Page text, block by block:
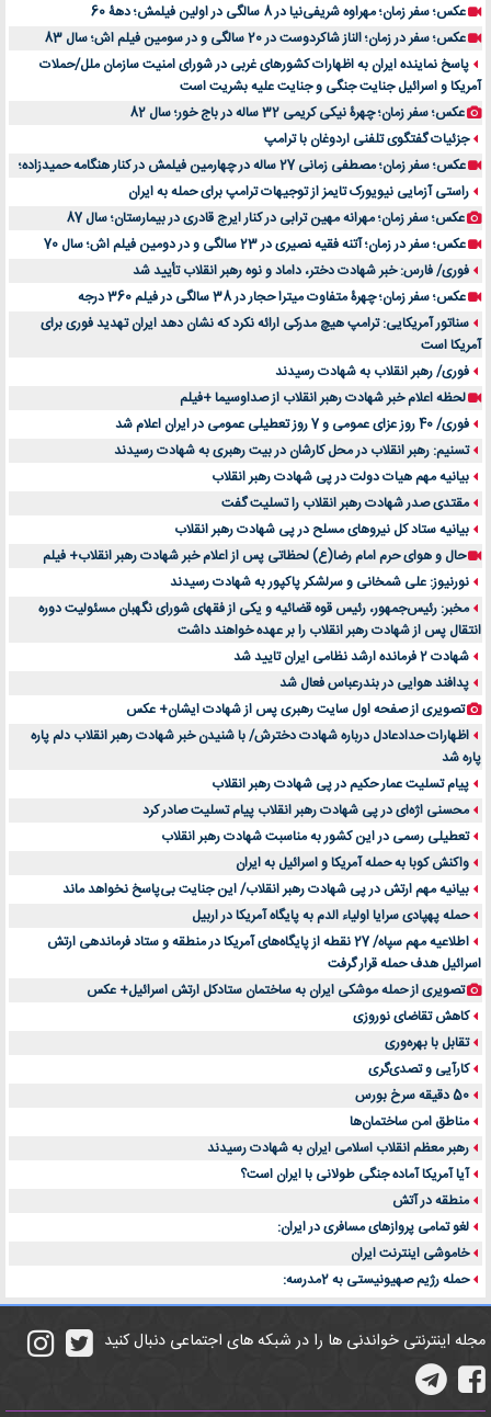
عکس؛ سفر زمان؛ مهراوه شریفی‌نیا در 8 سالگی در اولین فیلمش؛ دهۀ 60
عکس؛ سفر در زمان؛ الناز شاکردوست در 20 سالگی و در سومین فیلم اش؛ سال 83
پاسخ نماینده ایران به اظهارات کشورهای غربی در شورای امنیت سازمان ملل/حملات
آمریکا و اسرائیل جنایت جنگی و جنایت علیه بشریت است
عکس؛ سفر زمان؛ چهرۀ نیکی کریمی 32 ساله در باج خور؛ سال 82
جزئیات گفتگوی تلفنی اردوغان با ترامپ
عکس؛ سفر زمان؛ مصطفی زمانی 27 ساله در چهارمین فیلمش در کنار هنگامه حمیدزاده؛
راستی آزمایی نیویورک تایمز از توجیهات ترامپ برای حمله به ایران
عکس؛ سفر زمان؛ مهرانه مهین ترابی در کنار ایرج قادری در بیمارستان؛ سال 87
عکس؛ سفر در زمان؛ آتنه فقیه نصیری در 23 سالگی و در دومین فیلم اش؛ سال 70
فوری/ فارس: خبر شهادت دختر، داماد و نوه رهبر انقلاب تأیید شد
عکس؛ سفر زمان؛ چهرۀ متفاوت میترا حجار در 38 سالگی در فیلم 360 درجه
سناتور آمریکایی: ترامپ هیچ مدرکی ارائه نکرد که نشان دهد ایران تهدید فوری برای
آمریکا است
فوری/ رهبر انقلاب به شهادت رسیدند
لحظه اعلام خبر شهادت رهبر انقلاب از صداوسیما +فیلم
فوری/ 40 روز عزای عمومی و 7 روز تعطیلی عمومی در ایران اعلام شد
تسنیم: رهبر انقلاب در محل کارشان در بیت رهبری به شهادت رسیدند
بیانیه مهم هیات دولت در پی شهادت رهبر انقلاب
مقتدی صدر شهادت رهبر انقلاب را تسلیت گفت
بیانیه ستاد کل نیروهای مسلح در پی شهادت رهبر انقلاب
حال و هوای حرم امام رضا(ع) لحظاتی پس از اعلام خبر شهادت رهبر انقلاب+ فیلم
نورنیوز: علی شمخانی و سرلشکر پاکپور به شهادت رسیدند
مخبر: رئیس‌جمهور، رئیس قوه ‌قضائیه و یکی از فقهای شورای نگهبان مسئولیت دوره
انتقال پس ‌از شهادت رهبر انقلاب را بر عهده خواهند داشت
شهادت 2 فرمانده ارشد نظامی ایران تایید شد
پدافند هوایی در بندرعباس فعال شد
تصویری از صفحه اول سایت رهبری پس از شهادت ایشان+ عکس
اظهارات حدادعادل درباره شهادت دخترش/ با شنیدن خبر شهادت رهبر انقلاب دلم پاره
پاره شد
پیام تسلیت عمار حکیم در پی شهادت رهبر انقلاب
محسنی اژه‌ای در پی شهادت رهبر انقلاب پیام تسلیت صادر کرد
تعطیلی رسمی در این کشور به مناسبت شهادت رهبر انقلاب
واکنش کوبا به حمله آمریکا و اسرائیل به ایران
بیانیه مهم ارتش در پی شهادت رهبر انقلاب/ این جنایت بی‌پاسخ نخواهد ماند
حمله پهپادی سرایا اولیاء الدم به پایگاه آمریکا در اربیل
اطلاعیه مهم سپاه/ 27 نقطه از پایگاه‌های آمریکا در منطقه و ستاد فرماندهی ارتش
اسرائیل هدف حمله قرار گرفت
تصویری از حمله موشکی ایران به ساختمان ستادکل ارتش اسرائیل+ عکس
کاهش تقاضای نوروزی
تقابل با بهره‌وری
کارآیی و تصدی‌گری
50 دقیقه سرخ بورس
مناطق امن ساختمان‌ها
رهبر معظم انقلاب اسلامی ایران به شهادت رسیدند
آیا آمریکا آماده جنگی طولانی با ایران است؟
منطقه در آتش
لغو تمامی پروازهای مسافری در ایران:
خاموشی اینترنت ایران
حمله رژیم صهیونیستی به 2مدرسه:
مجله اینترنتی خواندنی ها را در شبکه های اجتماعی دنبال کنید